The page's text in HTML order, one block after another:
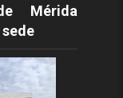
Mérida